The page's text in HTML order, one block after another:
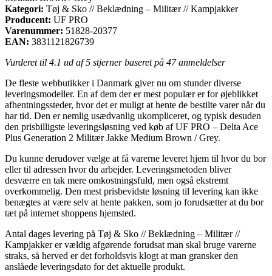
Kategori: Tøj & Sko // Beklædning – Militær // Kampjakker
Producent: UF PRO
Varenummer: 51828-20377
EAN: 3831121826739
Vurderet til 4.1 ud af 5 stjerner baseret på 47anmeldelser
De fleste webbutikker i Danmark giver nu om stunder diverse
leveringsmodeller. En af dem der er mest populær er for øjeblikket
afhentningssteder, hvor det er muligt at hente de bestilte varer når du
har tid. Den er nemlig usædvanlig ukompliceret, og typisk desuden
den prisbilligste leveringsløsning ved køb af UF PRO – Delta Ace
Plus Generation 2 Militær Jakke Medium Brown / Grey.
Du kunne derudover vælge at få varerne leveret hjem til hvor du bor
eller til adressen hvor du arbejder. Leveringsmetoden bliver
desværre en tak mere omkostningsfuld, men også ekstremt
overkommelig. Den mest prisbevidste løsning til levering kan ikke
benægtes at være selv at hente pakken, som jo forudsætter at du bor
tæt på internet shoppens hjemsted.
Antal dages levering på Tøj & Sko // Beklædning – Militær //
Kampjakker er vældig afgørende forudsat man skal bruge varerne
straks, så herved er det forholdsvis klogt at man gransker den
anslåede leveringsdato for det aktuelle produkt.